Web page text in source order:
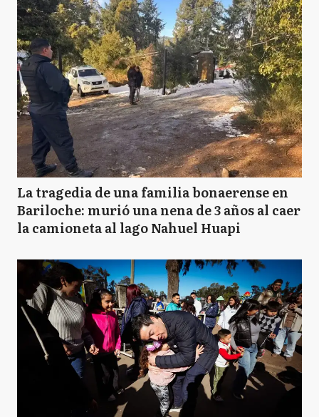
La tragedia de una familia bonaerense en
Bariloche: murió una nena de 3 años al caer
la camioneta al lago Nahuel Huapi